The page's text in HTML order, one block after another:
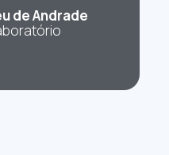
de Andrade